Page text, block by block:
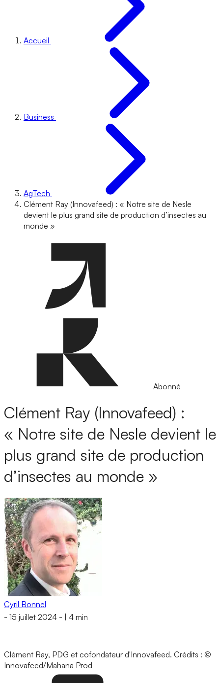
Accueil
Business
AgTech
Clément Ray (Innovafeed) : « Notre site de Nesle
devient le plus grand site de production d’insectes au
monde »
Abonné
Clément Ray (Innovafeed) :
« Notre site de Nesle devient le
plus grand site de production
d’insectes au monde »
Cyril Bonnel
- 15 juillet 2024 - 4 min
Clément Ray, PDG et cofondateur d'Innovafeed. Crédits : ©
Innovafeed/Mahana Prod